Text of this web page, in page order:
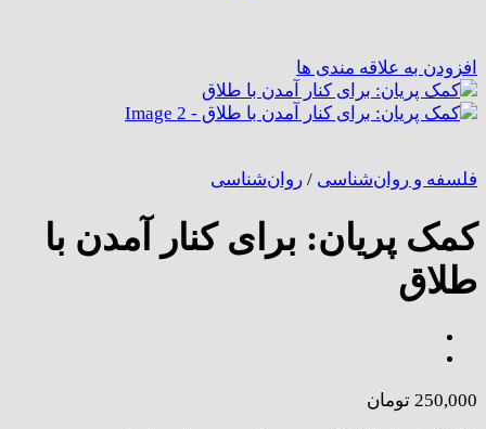
افزودن به علاقه مندی ها
فلسفه و روان‌شناسی / روان‌شناسی
کمک پریان: برای کنار آمدن با
طلاق
250,000 تومان